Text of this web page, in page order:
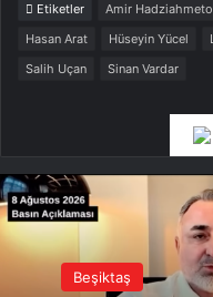
Etiketler Amir
Hasan Arat
Hüseyin Yücel
Salih Uçan
Sinan Vardar
Beşiktaş